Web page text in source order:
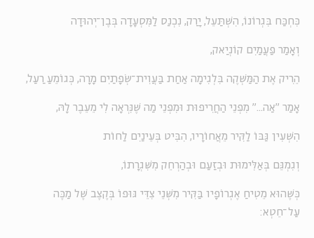
כִּחְכַּח בִּגְרוֹנוֹ, הִשְׁתַּעֵל, יָרַק, נִכְנַס לַמִּסְעָדָה בְּבֶן־יְהוּדָה
וְאָמַר פַּעֲמַיִם קוֹנְיַאק,
הֵרִיק אֶת הַמַּשְׁקֶה בִּלְגִימָה אַחַת בַּעֲוִית־שְׂפָתַיִם מָרָה, כְּגוֹמֵעַ רַעַל,
אָמַר "אַה..." מִפְּנֵי הַחֲרִיפוּת וּמִפְּנֵי מַה שֶׁנִּרְאָה לִי מֵעֵבֶר לָהּ,
הִשְׁעִין גַּבּוֹ לַקִּיר מֵאֲחוֹרָיו, הִבִּיט בְּעֵינַיִם לַחוֹת
וְגִמְגֵּם בְּאַלִּימוּת וּבְזַעַם וּבְהַרְחֵק מִשִּׁגְרָתוֹ,
כְּשֶׁהוּא מֵטִיחַ אֶגְרוֹפָיו בַּקִּיר מִשְּׁנֵי צִדֵּי גּוּפוֹ בְּקֶצֶב שֶׁל מַכֶּה
עַל־חֵטְא: